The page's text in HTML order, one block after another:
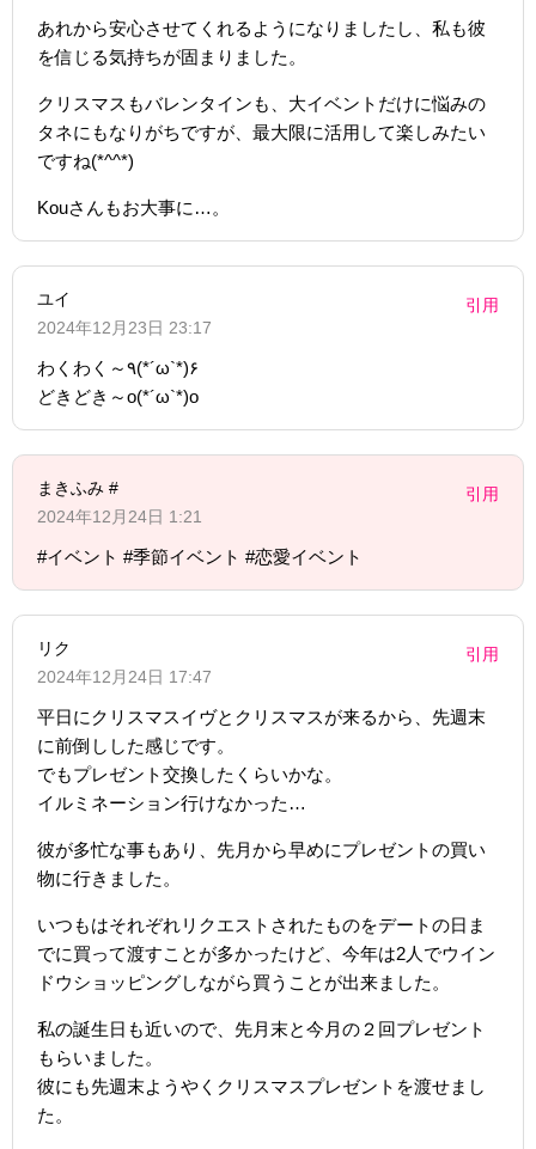
あれから安心させてくれるようになりましたし、私も彼
を信じる気持ちが固まりました。
クリスマスもバレンタインも、大イベントだけに悩みの
タネにもなりがちですが、最大限に活用して楽しみたい
ですね(*^^*)
Kouさんもお大事に…。
ユイ
2024年12月23日 23:17
引用
わくわく～٩(*´ω`*)۶
どきどき～o(*´ω`*)o
まきふみ #
2024年12月24日 1:21
引用
#イベント #季節イベント #恋愛イベント
リク
2024年12月24日 17:47
引用
平日にクリスマスイヴとクリスマスが来るから、先週末
に前倒しした感じです。
でもプレゼント交換したくらいかな。
イルミネーション行けなかった…
彼が多忙な事もあり、先月から早めにプレゼントの買い
物に行きました。
いつもはそれぞれリクエストされたものをデートの日ま
でに買って渡すことが多かったけど、今年は2人でウイン
ドウショッピングしながら買うことが出来ました。
私の誕生日も近いので、先月末と今月の２回プレゼント
もらいました。
彼にも先週末ようやくクリスマスプレゼントを渡せまし
た。